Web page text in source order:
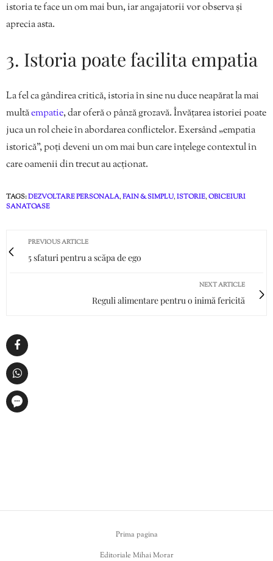
istoria te face un om mai bun, iar angajatorii vor observa și
aprecia asta.
3. Istoria poate facilita empatia
La fel ca gândirea critică, istoria în sine nu duce neapărat la mai
multăempatie, dar oferă o pânză grozavă. Învățarea istoriei poate
juca un rol cheie în abordarea conflictelor. Exersând „empatia
istorică”, poți deveni un om mai bun care înțelege contextul în
care oamenii din trecut au acționat.
TAGS:DEZVOLTARE PERSONALA,FAIN & SIMPLU,ISTORIE,OBICEIURI
SANATOASE
PREVIOUS ARTICLE
5 sfaturi pentru a scăpa de ego
NEXT ARTICLE
Reguli alimentare pentru o inimă fericită
Prima pagina
Editoriale Mihai Morar